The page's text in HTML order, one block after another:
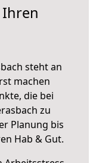
steht an
machen
die bei
zu
Planung bis
Hab & Gut.